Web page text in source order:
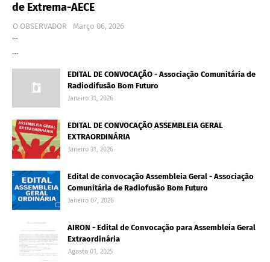
de Extrema-AECE
O OBSERVADOR
Março 06, 2026
…
…
EDITAL DE CONVOCAÇÃO - Associação Comunitária de
Radiodifusão Bom Futuro
Janeiro 31, 2026
EDITAL DE CONVOCAÇÃO ASSEMBLEIA GERAL
EXTRAORDINÁRIA
Janeiro 31, 2026
Edital de convocação Assembleia Geral - Associação
Comunitária de Radiofusão Bom Futuro
Janeiro 07, 2026
AIRON - Edital de Convocação para Assembleia Geral
Extraordinária
Agosto 01, 2025